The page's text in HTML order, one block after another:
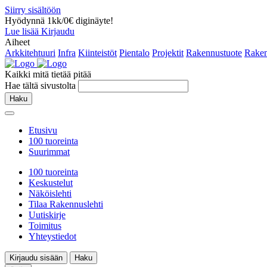
Siirry sisältöön
Hyödynnä 1kk/0€ diginäyte!
Lue lisää Kirjaudu
Aiheet
Arkkitehtuuri Infra Kiinteistöt Pientalo Projektit Rakennustuote
Kaikki mitä tietää pitää
Hae tältä sivustolta
Haku
Etusivu
100 tuoreinta
Suurimmat
100 tuoreinta
Keskustelut
Näköislehti
Tilaa Rakennuslehti
Uutiskirje
Toimitus
Yhteystiedot
Kirjaudu sisään
Haku